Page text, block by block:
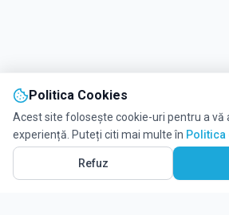
Politica Cookies
Acest site folosește cookie-uri pentru a vă
experiență. Puteți citi mai multe în Politica
Refuz